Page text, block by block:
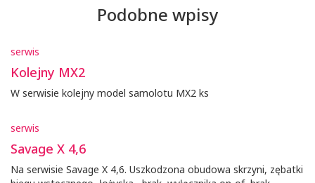
Podobne wpisy
serwis
Kolejny MX2
W serwisie kolejny model samolotu MX2 ks
serwis
Savage X 4,6
Na serwisie Savage X 4,6. Uszkodzona obudowa skrzyni, zębatki